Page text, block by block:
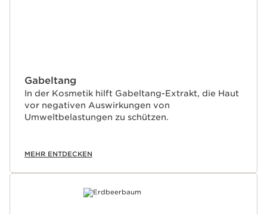
Gabeltang
In der Kosmetik hilft Gabeltang-Extrakt, die Haut
vor negativen Auswirkungen von
Umweltbelastungen zu schützen.
MEHR ENTDECKEN